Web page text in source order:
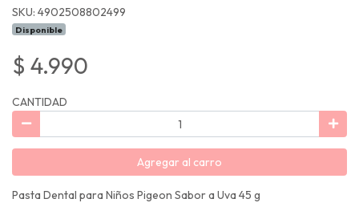
SKU: 4902508802499
Disponible
$ 4.990
CANTIDAD
Agregar al carro
Pasta Dental para Niños Pigeon Sabor a Uva 45 g